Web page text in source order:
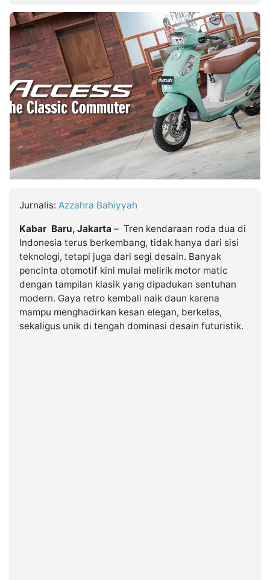
INDONESIA
Partner
Insight
NTB
Suara
Time
Lens
IDN
Daily
Jogja
Jalan
Rakyat
Idealita
News
Kita
Notice
Dinamikapost.com
Radar
Baru
Seedbacklink
Follow
Kabarbaru
2026
Jurnalis: Azzahra Bahiyyah
Kabar Baru, Jakarta – Tren kendaraan roda dua di
Indonesia terus berkembang, tidak hanya dari sisi
teknologi, tetapi juga dari segi desain. Banyak
pencinta otomotif kini mulai melirik motor matic
dengan tampilan klasik yang dipadukan sentuhan
modern. Gaya retro kembali naik daun karena
mampu menghadirkan kesan elegan, berkelas,
sekaligus unik di tengah dominasi desain futuristik.